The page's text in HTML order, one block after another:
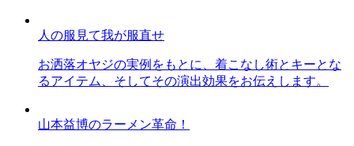
人の服見て我が服直せ
お洒落オヤジの実例をもとに、着こなし術とキーとな
るアイテム、そしてその演出効果をお伝えします。
山本益博のラーメン革命！